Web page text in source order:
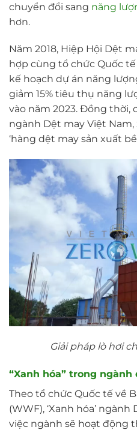
chuyển đổi sang năng
hơn.
Năm 2018, Hiệp Hội Dệt
hợp cùng tổ chức Quốc
kế hoạch dự án năng
giảm 15% tiêu thụ năng
vào năm 2023. Đồng thời,
ngành Dệt may Việt
‘hàng dệt may sản xuất
Giải pháp lò hơi
“Xanh hóa” trong ngành
Theo tổ chức Quốc tế về
(WWF), ‘Xanh hóa’
việc ngành sẽ hoạt động